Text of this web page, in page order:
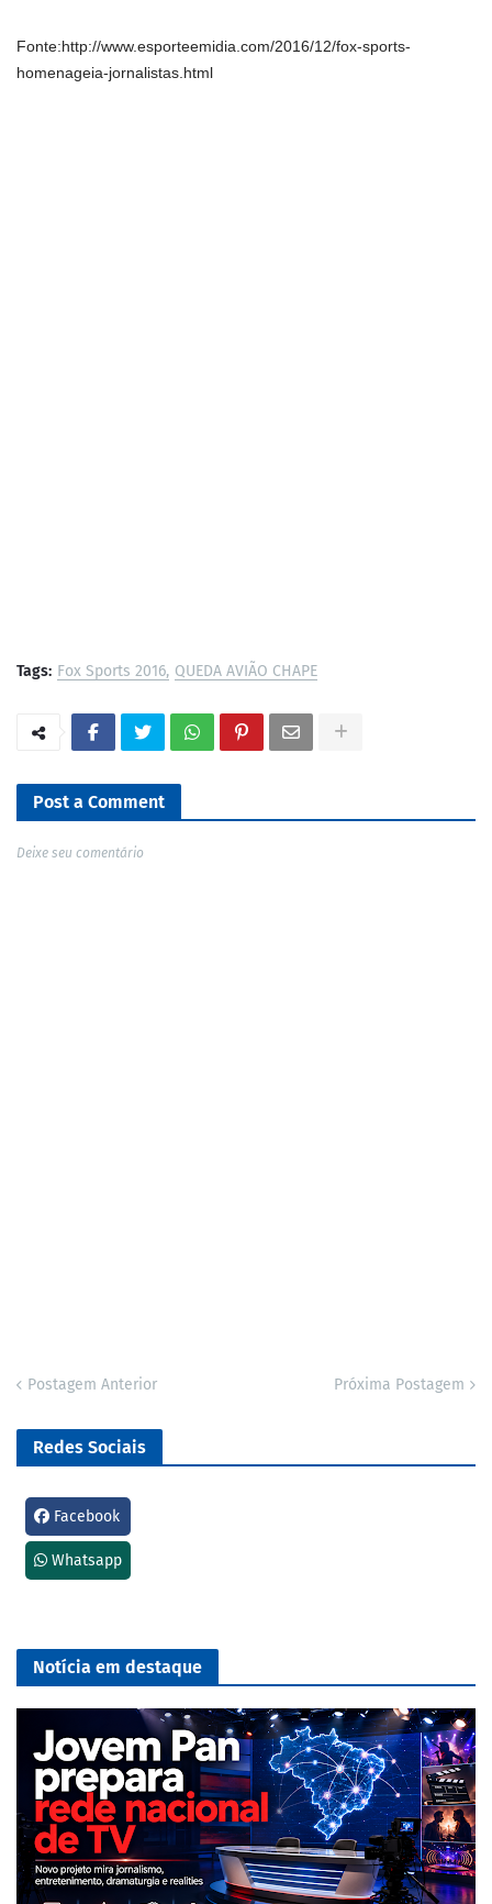
Fonte:http://www.esporteemidia.com/2016/12/fox-sports-
homenageia-jornalistas.html
Tags: Fox Sports 2016 QUEDA AVIÃO CHAPE
Post a Comment
Deixe seu comentário
Postagem Anterior Próxima Postagem
Redes Sociais
Facebook
Whatsapp
Notícia em destaque